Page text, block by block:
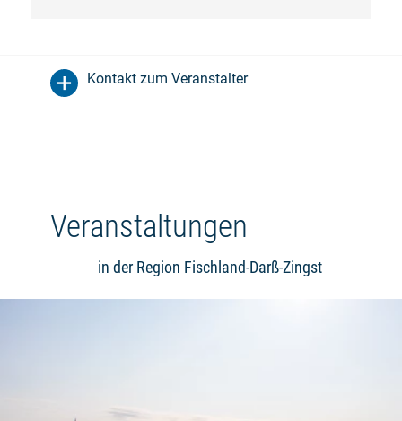
Kontakt zum Veranstalter
Veranstaltungen
in der Region Fischland-Darß-Zingst